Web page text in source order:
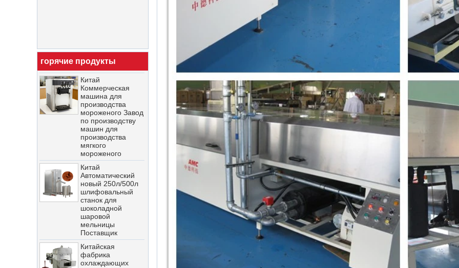
горячие продукты
батончиков
Китай
Коммерческая
машина для
производства
мороженого Завод
по производству
машин для
производства
мягкого
мороженого
Китай
Автоматический
новый 250л/500л
шлифовальный
станок для
шоколадной
шаровой
мельницы
Поставщик
Китайская
фабрика
охлаждающих
туннелей для
глазирования